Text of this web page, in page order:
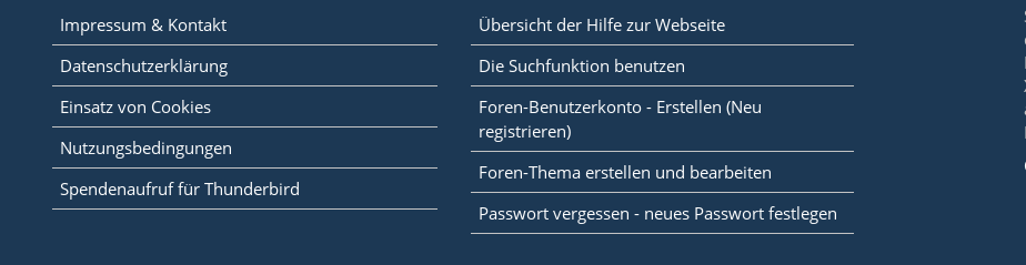
Impressum & Kontakt
Datenschutzerklärung
Einsatz von Cookies
Nutzungsbedingungen
Spendenaufruf für Thunderbird
Übersicht der Hilfe zur Webseite
Die Suchfunktion benutzen
Foren-Benutzerkonto - Erstellen (Neu
registrieren)
Foren-Thema erstellen und bearbeiten
Passwort vergessen - neues Passwort festlegen